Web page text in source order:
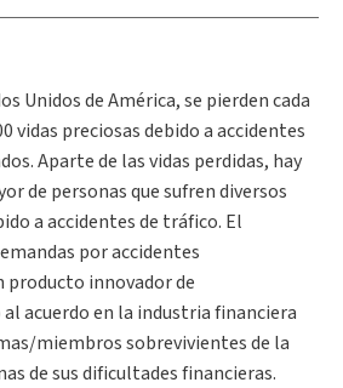
Unidos de América, se pierden cada
vidas preciosas debido a accidentes
Aparte de las vidas perdidas, hay
de personas que sufren diversos
a accidentes de tráfico. El
por accidentes
innovador de
acuerdo en la industria financiera
miembros sobrevivientes de la
de sus dificultades financieras.